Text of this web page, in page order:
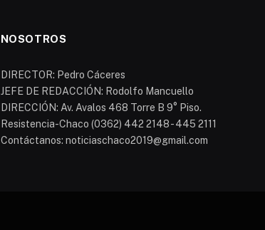
NOSOTROS
DIRECTOR: Pedro Cáceres
JEFE DE REDACCIÓN: Rodolfo Mancuello
DIRECCIÓN: Av. Avalos 468 Torre B 9° Piso.
Resistencia-Chaco (0362) 442 2148 - 445 2111
Contáctanos: noticiaschaco2019@gmail.com